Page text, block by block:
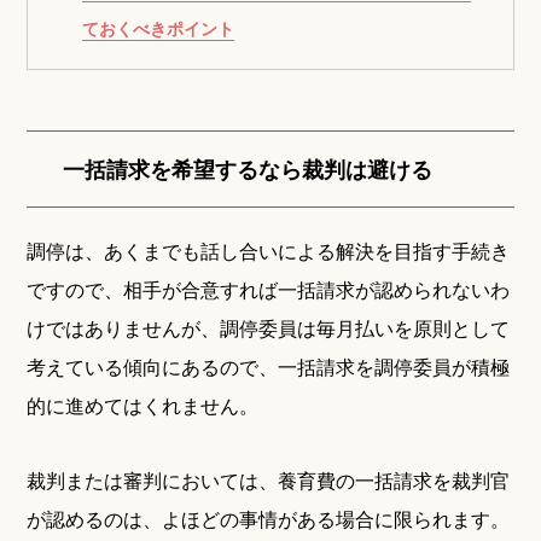
ておくべきポイント
一括請求を希望するなら裁判は避ける
調停は、あくまでも話し合いによる解決を目指す手続き
ですので、相手が合意すれば一括請求が認められないわ
けではありませんが、調停委員は毎月払いを原則として
考えている傾向にあるので、一括請求を調停委員が積極
的に進めてはくれません。
裁判または審判においては、養育費の一括請求を裁判官
が認めるのは、よほどの事情がある場合に限られます。